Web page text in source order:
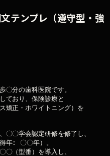
テンプレ（遵守型・強
〇分の歯科医院です。
ており、保険診療と
矯正・ホワイトニング）を
〇〇学会認定研修を修了し、
年: 〇〇年）。
〇（型番）を導入し、